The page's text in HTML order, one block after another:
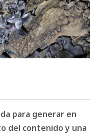
para generar en
del contenido y una